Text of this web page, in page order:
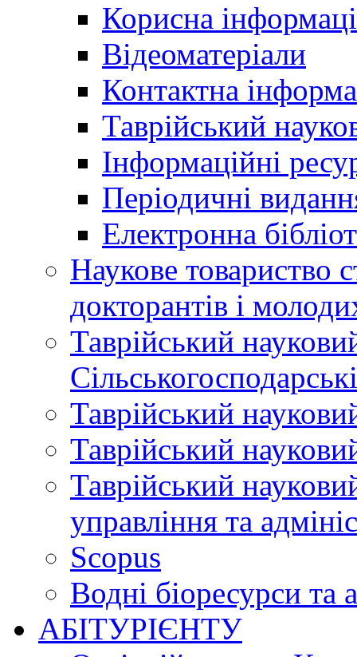
Корисна
Відеоматеріали
Контактна
Таврійський
Інформаційні
Періодичні
Електронна
Наукове товариство
докторантів і
Таврійський
Таврійський
Таврійський
Таврійський
управління та
Scopus
Водні біоресурси та
АБІТУРІЄНТУ